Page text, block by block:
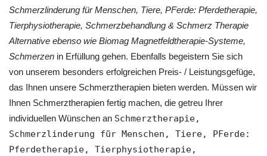
Schmerzlinderung für Menschen, Tiere, PFerde: Pferdetherapie,
Tierphysiotherapie, Schmerzbehandlung & Schmerz Therapie
Alternative ebenso wie Biomag Magnetfeldtherapie-Systeme,
Schmerzen in Erfüllung gehen. Ebenfalls begeistern Sie sich
von unserem besonders erfolgreichen Preis- / Leistungsgefüge,
das Ihnen unsere Schmerztherapien bieten werden. Müssen wir
Ihnen Schmerztherapien fertig machen, die getreu Ihrer
individuellen Wünschen an Schmerztherapie,
Schmerzlinderung für Menschen, Tiere, PFerde:
Pferdetherapie, Tierphysiotherapie,